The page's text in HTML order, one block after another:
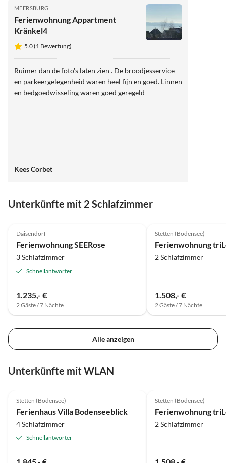
MEERSBURG
Ferienwohnung Appartment
Kränkel4
5.0 (1 Bewertung)
Ruimer dan de foto's laten zien . De broodjesservice
en parkeergelegenheid waren heel fijn en goed. Linnen
en bedgoedwisseling waren goed geregeld
Kees Corbet
Unterkünfte mit 2 Schlafzimmer
Daisendorf
Ferienwohnung SEERose
3 Schlafzimmer
Schnellantworter
1.235,- €
2 Gäste / 7 Nächte
Stetten (Bodensee)
2 Schlafzimmer
1.508,- €
2 Gäste / 7 Nächte
Alle anzeigen
Unterkünfte mit WLAN
Auszeichnung 2025
Stetten (Bodensee)
Ferienhaus Villa Bodenseeblick
4 Schlafzimmer
Schnellantworter
Stetten (Bodensee)
2 Schlafzimmer